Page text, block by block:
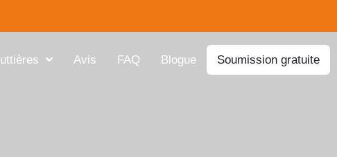
Avis FAQ Blogue Soumission gratuite